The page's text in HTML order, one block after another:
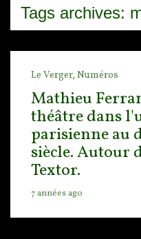
Tags archives:
Le Verger, Numéros
Mathieu
théâtre dans
parisienne au
siècle. Autour
Textor.
7 années ago